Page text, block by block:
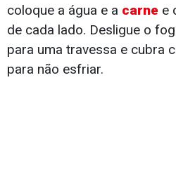
coloque a água e a carne e
de cada lado. Desligue o
para uma travessa e cubra
para não esfriar.